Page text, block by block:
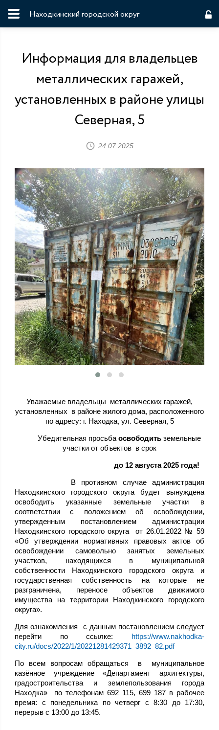
Находкинский городской округ
Информация для владельцев
металлических гаражей,
установленных в районе улицы
Северная, 5
24.07.2025
Уважаемые владельцы металлических гаражей,
установленных в районе жилого дома, расположенного
по адресу: г. Находка, ул. Северная, 5
Убедительная просьба освободить земельные
участки от объектов в срок
до 12 августа 2025 года!
В противном случае администрация
Находкинского городского округа будет вынуждена
освободить указанные земельные участки в
соответствии с положением об освобождении,
утвержденным постановлением администрации
Находкинского городского округа от 26.01.2022 № 59
«Об утверждении нормативных правовых актов об
освобождении самовольно занятых земельных
участков, находящихся в муниципальной
собственности Находкинского городского округа и
государственная собственность на которые не
разграничена, переносе объектов движимого
имущества на территории Находкинского городского
округа».
Для ознакомления с данным постановлением следует
перейти по ссылке: https://www.nakhodka-
city.ru/docs/2022/1/20221281429371_3892_82.pdf
По всем вопросам обращаться в муниципальное
казённое учреждение «Департамент архитектуры,
градостроительства и землепользования города
Находка» по телефонам 692 115, 699 187 в рабочее
время: с понедельника по четверг с 8:30 до 17:30,
перерыв с 13:00 до 13:45.